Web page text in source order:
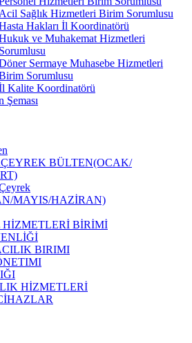
Acil Sağlık Hizmetleri Birim Sorumlusu
Hakları İl Koordinatörü
ve Muhakemat Hizmetleri
Sorumlusu
Sermaye Muhasebe Hizmetleri
Sorumlusu
Kalite Koordinatörü
Şeması
BÜLTEN(OCAK/
MAYIS/HAZİRAN)
HİZMETLERİ BİRİMİ
BIRIMI
HİZMETLERİ